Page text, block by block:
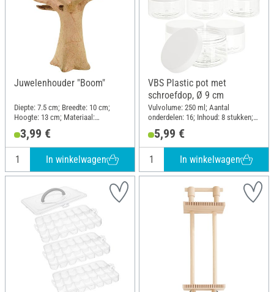
Juwelenhouder "Boom"
Diepte: 7.5 cm; Breedte: 10 cm;
Hoogte: 13 cm; Materiaal:
3,99 €
In winkelwagen
VBS Plastic pot met
schroefdop, Ø 9 cm
Vulvolume: 250 ml; Aantal
onderdelen: 16; Inhoud: 8 stukken;
5.8 cm; Materiaal: Kunststof
5,99 €
In winkelwagen